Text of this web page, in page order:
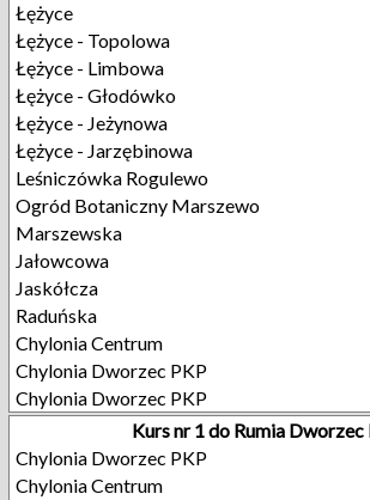
Łężyce
Łężyce - Topolowa
Łężyce - Limbowa
Łężyce - Głodówko
Łężyce - Jeżynowa
Łężyce - Jarzębinowa
Leśniczówka Rogulewo
Ogród Botaniczny Marszewo
Marszewska
Jałowcowa
Jaskółcza
Raduńska
Chylonia Centrum
Chylonia Dworzec PKP
Chylonia Dworzec PKP
Kurs nr 1 do Rumia Dworzec
Chylonia Dworzec PKP
Chylonia Centrum